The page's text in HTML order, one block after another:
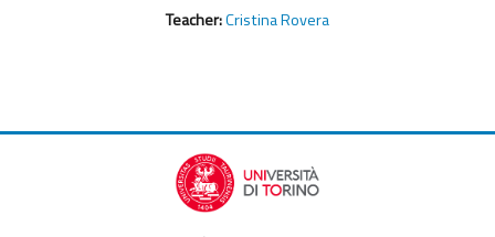
Teacher:Cristina Rovera